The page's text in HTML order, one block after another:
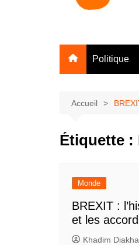
Politique
Accueil
Étiquette :
Monde
BREXIT :
et les
Khadim